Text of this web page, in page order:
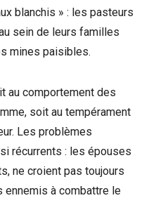
blanchis » : les pasteurs
sein de leurs familles
mines paisibles.
au comportement des
soit au tempérament
Les problèmes
récurrents : les épouses
ne croient pas toujours
ennemis à combattre le